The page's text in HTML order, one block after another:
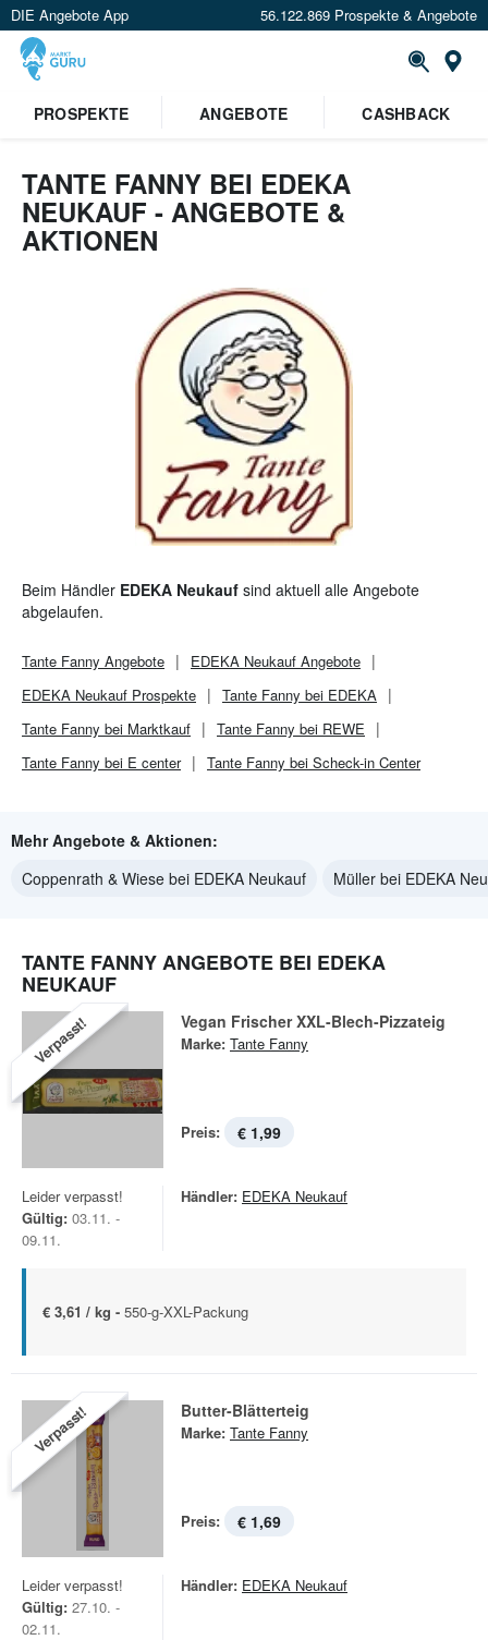
DIE Angebote App 56.122.869 Prospekte & Angebote
Standort festlegen
PROSPEKTE ANGEBOTE CASHBACK
TANTE FANNY BEI EDEKA
NEUKAUF - ANGEBOTE &
AKTIONEN
Beim Händler EDEKA Neukauf sind aktuell alle Angebote
abgelaufen.
Tante Fanny Angebote EDEKA Neukauf Angebote
EDEKA Neukauf Prospekte
Tante Fanny bei EDEKA
Tante Fanny bei Marktkauf
Tante Fanny bei REWE
Tante Fanny bei E center
Tante Fanny bei Scheck-in Center
Mehr Angebote & Aktionen:
Coppenrath & Wiese bei EDEKA Neukauf
Müller bei EDEKA
TANTE FANNY ANGEBOTE BEI EDEKA
NEUKAUF
Verpasst! Vegan Frischer XXL-Blech-Pizzateig
Marke: Tante Fanny
Preis: € 1,99
Leider verpasst!
Gültig: 03.11. -
09.11.
Händler: EDEKA Neukauf
€ 3,61 / kg - 550-g-XXL-Packung
Verpasst! Butter-Blätterteig
Marke: Tante Fanny
Preis: € 1,69
Leider verpasst!
Gültig: 27.10. -
02.11.
Händler: EDEKA Neukauf